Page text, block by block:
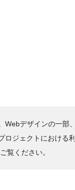
デザインの一部
ジェクトにおける利
覧ください。